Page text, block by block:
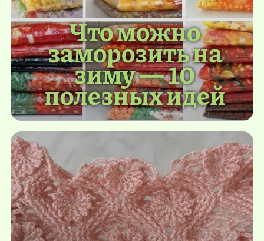
Что можно
заморозить на
зиму — 10
полезных идей